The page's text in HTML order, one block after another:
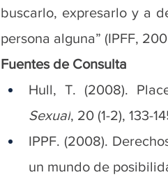
buscarlo, expresarlo y a
persona alguna” (IPFF,
Fuentes de Consulta
Hull, T. (2008).
Sexual, 20 (1-2), 133-
IPPF. (2008).
un mundo de